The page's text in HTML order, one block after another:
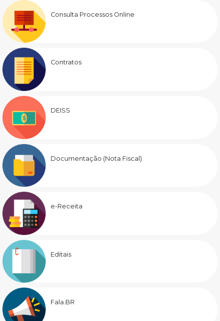
Consulta Processos Online
Contratos
DEISS
Documentação (Nota Fiscal)
e-Receita
Editais
Fala.BR